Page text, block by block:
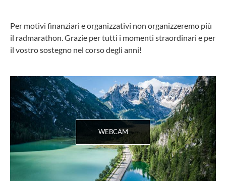
Per motivi finanziari e organizzativi non organizzeremo più
il radmarathon. Grazie per tutti i momenti straordinari e per
il vostro sostegno nel corso degli anni!
WEBCAM